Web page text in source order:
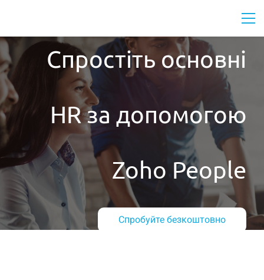
Спростіть основні
HR за допомогою
Zoho People
Спробуйте безкоштовно